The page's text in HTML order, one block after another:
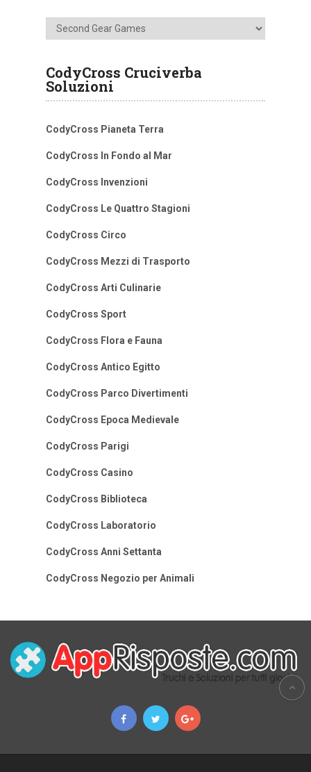
Categorie
CodyCross Cruciverba
Soluzioni
CodyCross Pianeta Terra
CodyCross In Fondo al Mar
CodyCross Invenzioni
CodyCross Le Quattro Stagioni
CodyCross Circo
CodyCross Mezzi di Trasporto
CodyCross Arti Culinarie
CodyCross Sport
CodyCross Flora e Fauna
CodyCross Antico Egitto
CodyCross Parco Divertimenti
CodyCross Epoca Medievale
CodyCross Parigi
CodyCross Casino
CodyCross Biblioteca
CodyCross Laboratorio
CodyCross Anni Settanta
CodyCross Negozio per Animali